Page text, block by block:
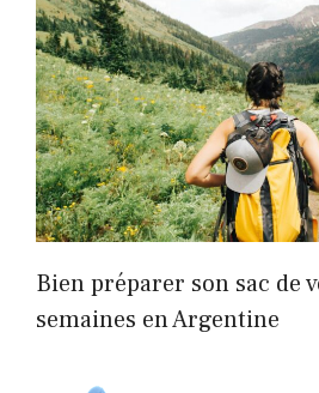
Bien préparer son sac de
semaines en Argentine